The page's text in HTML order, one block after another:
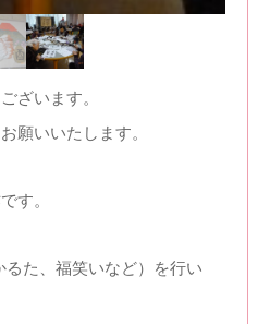
ざいます。
願いいたします。
す。
た、福笑いなど）を行い